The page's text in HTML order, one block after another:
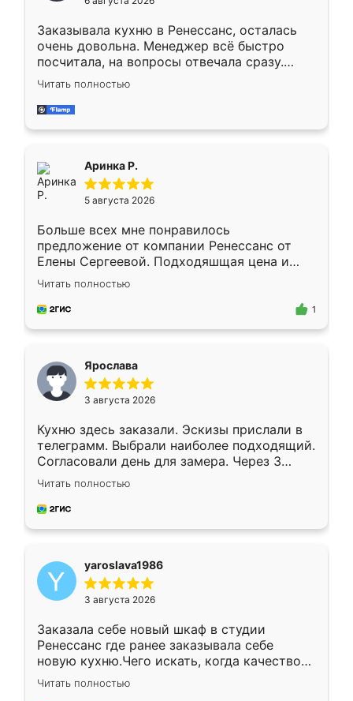
мебели буду заказывать только здесь.
Заказывала кухню в Ренессанс, осталась
очень довольна. Менеджер всё быстро
посчитала, на вопросы отвечала сразу.
Замерщик приехал в субботу, подошёл к
делу со всей ответственностью. Собрали
за день, ребята работали аккуратно, даже
Читать полностью
Аринка Р.
5 августа 2026
Больше всех мне понравилось
предложение от компании Ренессанс от
Елены Сергеевой. Подходяшщая цена и
короткие сроки изготовления. Приехавший
для замера сотрудник Владислав
предложил по моему эскизу самый
Читать полностью
1
Ярослава
3 августа 2026
Кухню здесь заказали. Эскизы прислали в
телеграмм. Выбрали наиболее подходящий.
Согласовали день для замера. Через 3
недели кухня была уже готова. Остались
довольны работой. Спасибо Ренессанс
мебель за качественную работу!
Читать полностью
yaroslava1986
3 августа 2026
Заказала себе новый шкаф в студии
Ренессанс где ранее заказывала себе
новую кухню.Чего искать, когда качеством
вполне довольна. Служит кухня уже почти
два года, нареканий нет.
Читать полностью